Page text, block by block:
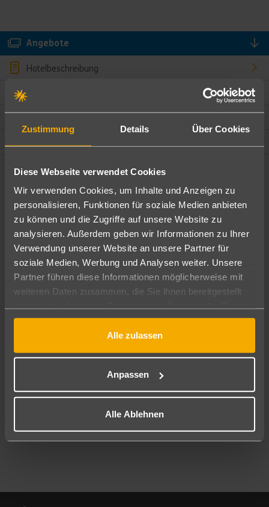
Zustimmung Details Über Cookies
Diese Webseite verwendet Cookies
Wir verwenden Cookies, um Inhalte und Anzeigen zu
personalisieren, Funktionen für soziale Medien anbieten
zu können und die Zugriffe auf unsere Website zu
analysieren. Außerdem geben wir Informationen zu Ihrer
Verwendung unserer Website an unsere Partner für
soziale Medien, Werbung und Analysen weiter. Unsere
Partner führen diese Informationen möglicherweise mit
weiteren Daten zusammen, die Sie ihnen bereitgestellt
gesammelt haben.
Alle zulassen
Anpassen
Alle Ablehnen
Angebote
Hotelbeschreibung
Bewertungen
Ändere die Kriterien nach deinen Wünschen
Pauschal Nur Hotel
Abflughafen
Alle Abflughäfen
10.08.26–08.08.27 7-21 Nächte
Mehr Filter anzeigen